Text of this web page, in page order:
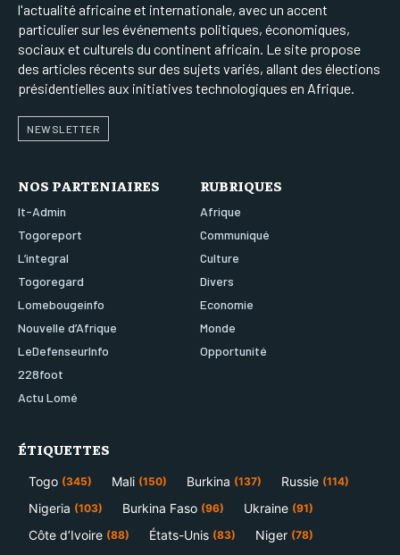
l'actualité africaine et internationale, avec un accent
particulier sur les événements politiques, économiques,
sociaux et culturels du continent africain. Le site propose
des articles récents sur des sujets variés, allant des élections
présidentielles aux initiatives technologiques en Afrique.
NEWSLETTER
NOS PARTENIAIRES
It-Admin
Togoreport
L’integral
Togoregard
Lomebougeinfo
Nouvelle d’Afrique
LeDefenseurInfo
228foot
Actu Lomé
RUBRIQUES
Afrique
Communiqué
Culture
Divers
Economie
Monde
Opportunité
ÉTIQUETTES
Togo (345) Mali (150) Burkina (137) Russie (114)
Nigeria (103) Burkina Faso (96) Ukraine (91)
Côte d’Ivoire (88) États-Unis (83) Niger (78)